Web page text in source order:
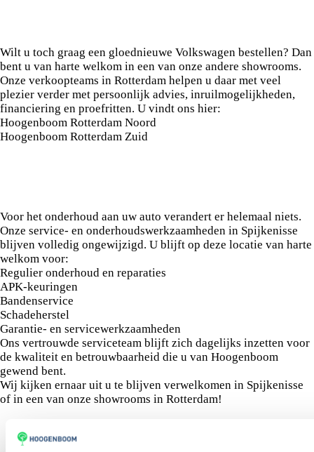
Wilt u toch graag een gloednieuwe Volkswagen bestellen? Dan
bent u van harte welkom in een van onze andere showrooms.
Onze verkoopteams in Rotterdam helpen u daar met veel
plezier verder met persoonlijk advies, inruilmogelijkheden,
financiering en proefritten. U vindt ons hier:
Hoogenboom Rotterdam Noord
Hoogenboom Rotterdam Zuid
Voor het onderhoud aan uw auto verandert er helemaal niets.
Onze service- en onderhoudswerkzaamheden in Spijkenisse
blijven volledig ongewijzigd. U blijft op deze locatie van harte
welkom voor:
Regulier onderhoud en reparaties
APK-keuringen
Bandenservice
Schadeherstel
Garantie- en servicewerkzaamheden
Ons vertrouwde serviceteam blijft zich dagelijks inzetten voor
de kwaliteit en betrouwbaarheid die u van Hoogenboom
gewend bent.
Wij kijken ernaar uit u te blijven verwelkomen in Spijkenisse
of in een van onze showrooms in Rotterdam!